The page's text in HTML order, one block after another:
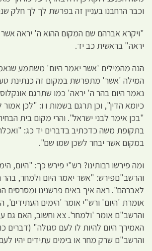
וכבר הרחבנו בעניין זה בפרשת לך לך חלק
"ויקרא אברהם שם המקום ההוא ה' יראה אשר
יראה" בראשית כב יד.
הנה מהמילים 'אשר יאמר היום' משתמע
המילה 'אשר' מתפרשת במקום זה כנתינת
נאמר היום בהר ה' יראה' כמו שתרגם
כיומא הדין", וכן תרגם בשמות ו ו: "לכן
"בכן אימר לבני ישראל". והרי מקום בית
בתקופת משה כדכתיב בדברים יד כג:
במקום אשר יבחר לשכן שמו שם".
ומה פירשו רבותינו? רש"י פירש כך: "היום,
והרשב"םפירש: "אשר יאמר היום ולמחר,
לאברהם". ראה איך באים פרשנינו ומסרסים
אומרת 'היום' ורש"י אומר 'הימים העתידים',
והרשב"ם אומר 'ולמחר'. צא וחשוב, האם גם
האמירך היום להיות לו לעם סגולה" (דברים
והרשב"ם שרק מחר או בימים עתידים יהיו